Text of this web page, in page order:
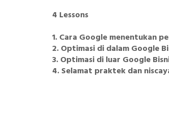
4 Lessons
1. Cara Google menentukan
2. Optimasi di dalam Google
3. Optimasi di luar Google
4. Selamat praktek dan